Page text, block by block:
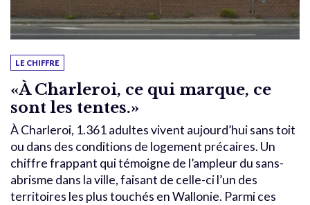
LE CHIFFRE
«À Charleroi, ce qui marque, ce
sont les tentes.»
À Charleroi, 1.361 adultes vivent aujourd’hui sans toit
ou dans des conditions de logement précaires. Un
chiffre frappant qui témoigne de l’ampleur du sans-
abrisme dans la ville, faisant de celle-ci l’un des
territoires les plus touchés en Wallonie. Parmi ces